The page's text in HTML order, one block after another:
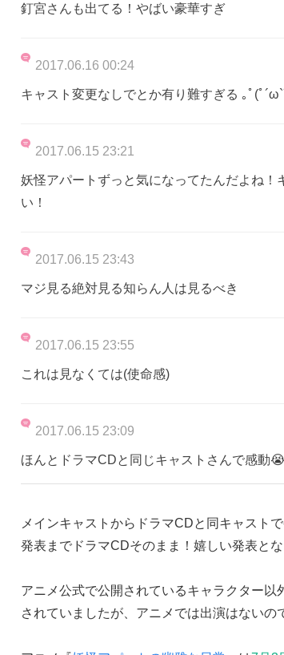
釘宮さんも出てる！やばい豪華すぎ
2017.06.16 00:24
キャスト変更なしでとか有り難すぎる ｡ﾟ(ﾟ´ω`
2017.06.15 23:21
妖怪アパートずっと気になってたんだよね！
い！
2017.06.15 23:43
マジ見る絶対見る知らん人は見るべき
2017.06.15 23:55
これは見なくては(使命感)
2017.06.15 23:09
ほんとドラマCDと同じキャストさんで感動
メインキャストからドラマCDと同キャスト
発表までドラマCDそのまま！嬉しい発表とな
アニメ公式で公開されているキャラクター
されていましたが、アニメでは出演はないの